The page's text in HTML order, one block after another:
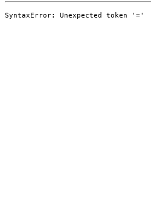
SyntaxError: Unexpected token '='